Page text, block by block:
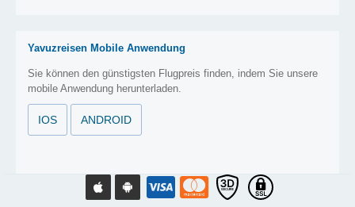
Yavuzreisen Mobile Anwendung
Sie können den günstigsten Flugpreis finden, indem Sie unsere
mobile Anwendung herunterladen.
IOS ANDROID